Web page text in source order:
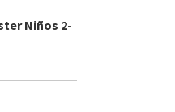
Niños 2-